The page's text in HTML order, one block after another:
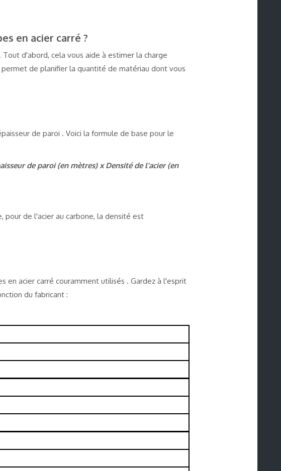
en acier carré ?
d'abord, cela vous aide à estimer la charge
de planifier la quantité de matériau dont vous
de paroi . Voici la formule de base pour le
de paroi (en mètres) x Densité de l'acier (en
pour de l'acier au carbone, la densité est
en acier carré couramment utilisés . Gardez à l'esprit
du fabricant :